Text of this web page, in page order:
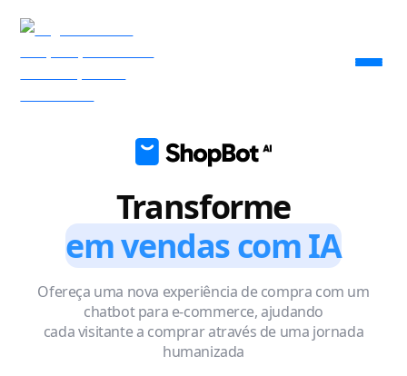
Transforme
em vendas com IA
Ofereça uma nova experiência de compra com um
chatbot para e-commerce, ajudando
cada visitante a comprar através de uma jornada
humanizada